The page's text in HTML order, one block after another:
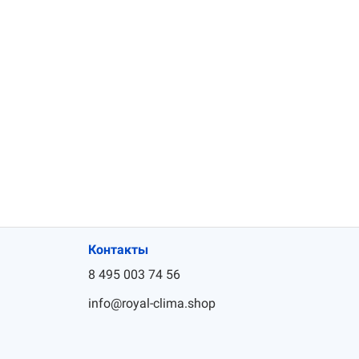
Контакты
8 495 003 74 56
info@royal-clima.shop